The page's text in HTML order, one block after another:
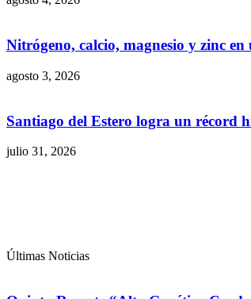
Nitrógeno, calcio, magnesio y zinc
agosto 3, 2026
Santiago del Estero logra un récord
julio 31, 2026
Últimas Noticias